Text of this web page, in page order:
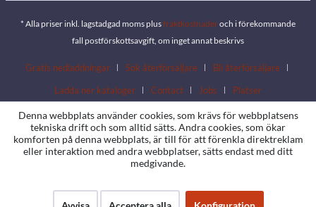
* Alla priser inkl. lagstadgad moms plusfraktkostnaderoch i förekommande
fall postförskottsavgift, om inget annat beskrivs
Gratis nedladdningar Sök återförsäljare
Bli återförsäljare
Ladda ner kataloger
Contact Jobs Platser
Denna webbplats använder cookies, som krävs för webbplatsens
tekniska drift och som alltid sätts. Andra cookies, som ökar
komforten på denna webbplats, är till för att förenkla direktreklam
eller interaktion med andra webbplatser, sätts endast med ditt
medgivande.